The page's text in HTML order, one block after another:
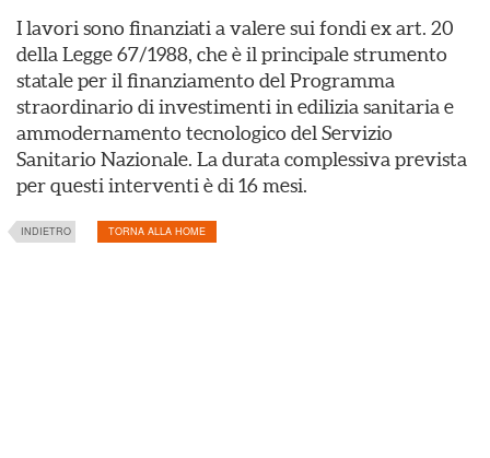
I lavori sono finanziati a valere sui fondi ex art. 20
della Legge 67/1988, che è il principale strumento
statale per il finanziamento del Programma
straordinario di investimenti in edilizia sanitaria e
ammodernamento tecnologico del Servizio
Sanitario Nazionale. La durata complessiva prevista
per questi interventi è di 16 mesi.
INDIETRO TORNA ALLA HOME